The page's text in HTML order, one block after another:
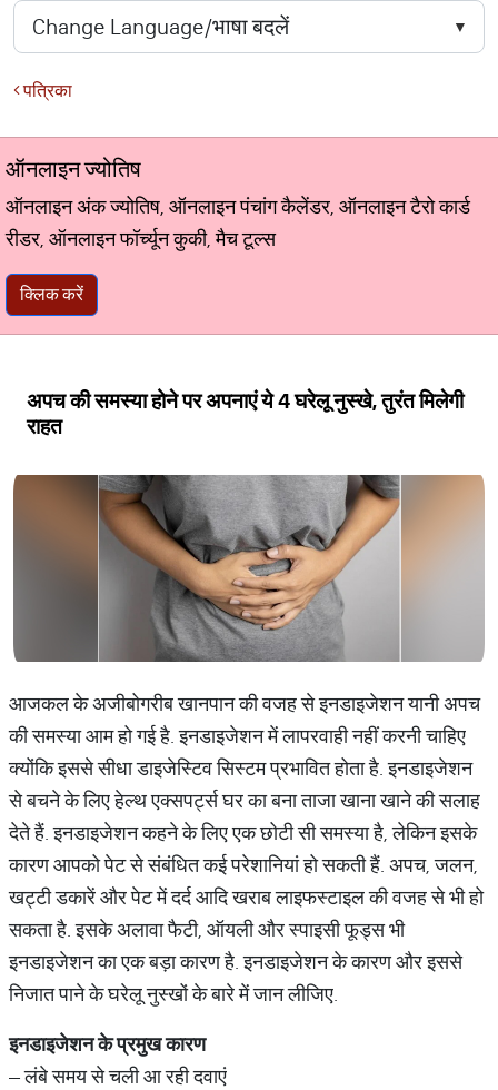
पत्रिका
ऑनलाइन ज्योतिष
ऑनलाइन अंक ज्योतिष, ऑनलाइन पंचांग कैलेंडर, ऑनलाइन टैरो कार्ड
रीडर, ऑनलाइन फॉर्च्यून कुकी, मैच टूल्स
क्लिक करें
अपच की समस्या होने पर अपनाएं ये 4 घरेलू नुस्खे, तुरंत मिलेगी
राहत
आजकल के अजीबोगरीब खानपान की वजह से इनडाइजेशन यानी अपच
की समस्या आम हो गई है. इनडाइजेशन में लापरवाही नहीं करनी चाहिए
क्योंकि इससे सीधा डाइजेस्टिव सिस्टम प्रभावित होता है. इनडाइजेशन
से बचने के लिए हेल्थ एक्सपर्ट्स घर का बना ताजा खाना खाने की सलाह
देते हैं. इनडाइजेशन कहने के लिए एक छोटी सी समस्या है, लेकिन इसके
कारण आपको पेट से संबंधित कई परेशानियां हो सकती हैं. अपच, जलन,
खट्टी डकारें और पेट में दर्द आदि खराब लाइफस्टाइल की वजह से भी हो
सकता है. इसके अलावा फैटी, ऑयली और स्पाइसी फूड्स भी
इनडाइजेशन का एक बड़ा कारण है. इनडाइजेशन के कारण और इससे
निजात पाने के घरेलू नुस्खों के बारे में जान लीजिए.
इनडाइजेशन के प्रमुख कारण
– लंबे समय से चली आ रही दवाएं